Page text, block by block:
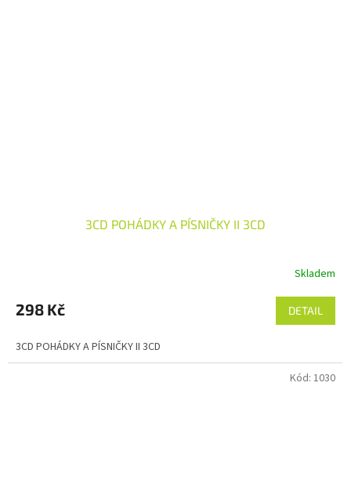
3CD POHÁDKY A PÍSNIČKY II 3CD
Skladem
298 Kč DETAIL
3CD POHÁDKY A PÍSNIČKY II 3CD
Kód: 1030